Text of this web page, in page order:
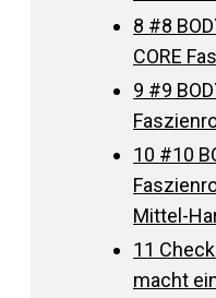
8 #8
CORE
9 #9
10 #10
Mittel-
11
macht